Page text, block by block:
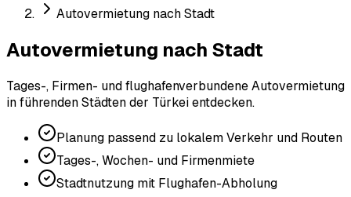
Autovermietung nach Stadt
Autovermietung nach Stadt
Tages-, Firmen- und flughafenverbundene Autovermietung
in führenden Städten der Türkei entdecken.
Planung passend zu lokalem Verkehr und Routen
Tages-, Wochen- und Firmenmiete
Stadtnutzung mit Flughafen-Abholung